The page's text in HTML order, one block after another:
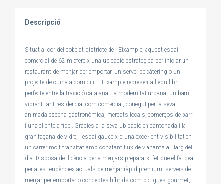
Descripció
Situat al cor del cobejat districte de l Eixample, aquest espai
comercial de 62 m ofereix una ubicació estratègica per iniciar un
restaurant de menjar per emportar, un servei de càtering o un
projecte de cuina a domicili. L Eixample representa l equilibri
perfecte entre la tradició catalana i la modernitat urbana: un barri
vibrant tant residencial com comercial, conegut per la seva
animada escena gastronòmica, mercats locals, comerços de barri
i una clientela fidel. Gràcies a la seva ubicació en cantonada i la
gran façana de vidre, l espai gaudeix d una excel·lent visibilitat en
un carrer molt transitat amb constant flux de vianants al llarg del
dia. Disposa de llicència per a menjars preparats, fet que el fa ideal
per a les tendències actuals de menjar ràpid premium, serveis de
menjar per emportar o conceptes híbrids com botigues gourmet,